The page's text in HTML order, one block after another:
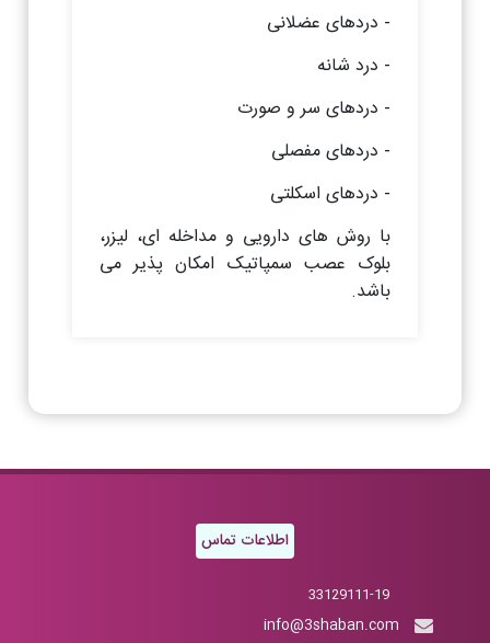
- دردهای عضلانی
- درد شانه
- دردهای سر و صورت
- دردهای مفصلی
- دردهای اسکلتی
با روش های دارویی و مداخله ای، لیزر،
بلوک عصب سمپاتیک امکان پذیر می
باشد.
اطلاعات تماس
33129111-19
info@3shaban.com